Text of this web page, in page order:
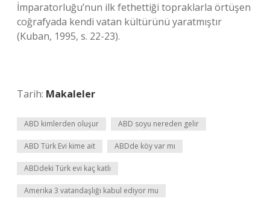
İmparatorluğu’nun ilk fethettiği topraklarla örtüşen
coğrafyada kendi vatan kültürünü yaratmıştır
(Kuban, 1995, s. 22-23).
Tarih: Makaleler
ABD kimlerden oluşur ABD soyu nereden gelir
ABD Türk Evi kime ait ABDde köy var mı
ABDdeki Türk evi kaç katlı
Amerika 3 vatandaşlığı kabul ediyor mu